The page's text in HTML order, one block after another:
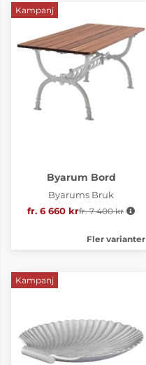
Kampanj
Byarum Bord
Byarums Bruk
fr. 6 660 krOrdinarie pris:
fr. 7 400 kr
Fler varianter
Kampanj